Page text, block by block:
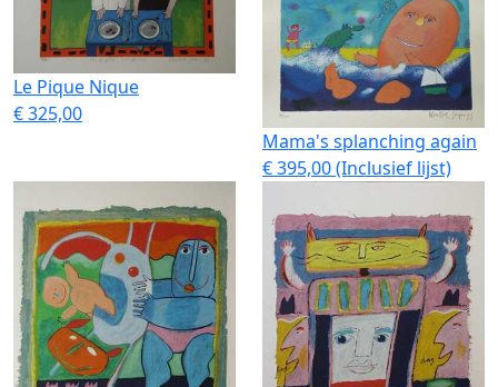
Le Pique Nique
€ 325,00
Mama's splanching again
€ 395,00 (Inclusief lijst)